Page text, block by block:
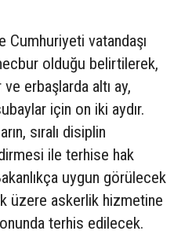
Cumhuriyeti vatandaşı
olduğu belirtilerek,
erbaşlarda altı ay,
için on iki aydır.
sıralı disiplin
ile terhise hak
uygun görülecek
üzere askerlik hizmetine
terhis edilecek.